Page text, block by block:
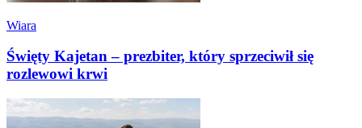
Wiara
Święty Kajetan – prezbiter, który sprzeciwił się
rozlewowi krwi